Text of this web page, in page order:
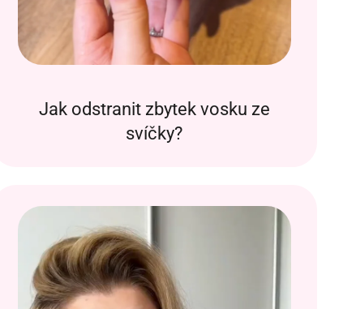
Jak odstranit zbytek vosku ze
svíčky?